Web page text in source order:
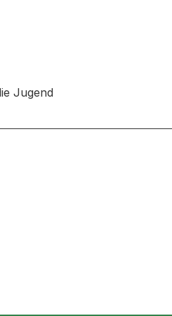
Jugend